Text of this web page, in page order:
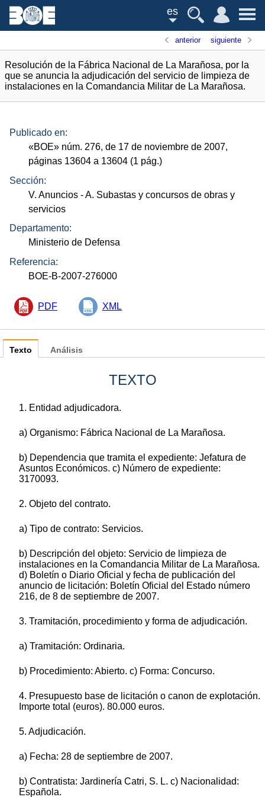
es
anterior siguiente
Resolución de la Fábrica Nacional de La Marañosa, por la
que se anuncia la adjudicación del servicio de limpieza de
instalaciones en la Comandancia Militar de La Marañosa.
Publicado en:
«BOE» núm. 276, de 17 de noviembre de 2007,
páginas 13604 a 13604 (1 pág.)
Sección:
V. Anuncios - A. Subastas y concursos de obras y
servicios
Departamento:
Ministerio de Defensa
Referencia:
BOE-B-2007-276000
PDF XML
Texto
TEXTO
1. Entidad adjudicadora.
a) Organismo: Fábrica Nacional de La Marañosa.
b) Dependencia que tramita el expediente: Jefatura de
Asuntos Económicos. c) Número de expediente:
3170093.
2. Objeto del contrato.
a) Tipo de contrato: Servicios.
b) Descripción del objeto: Servicio de limpieza de
instalaciones en la Comandancia Militar de La Marañosa.
d) Boletín o Diario Oficial y fecha de publicación del
anuncio de licitación: Boletín Oficial del Estado número
216, de 8 de septiembre de 2007.
3. Tramitación, procedimiento y forma de adjudicación.
a) Tramitación: Ordinaria.
b) Procedimiento: Abierto. c) Forma: Concurso.
4. Presupuesto base de licitación o canon de explotación.
Importe total (euros). 80.000 euros.
5. Adjudicación.
a) Fecha: 28 de septiembre de 2007.
b) Contratista: Jardinería Catri, S. L. c) Nacionalidad:
Española.
Análisis